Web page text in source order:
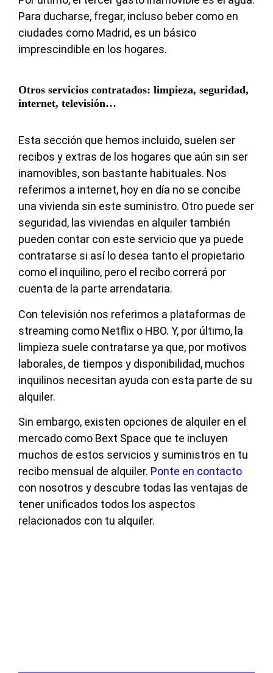
Para ducharse, fregar, incluso beber como en
ciudades como Madrid, es un básico
imprescindible en los hogares.
Otros servicios contratados: limpieza, seguridad,
internet, televisión…
Esta sección que hemos incluido, suelen ser
recibos y extras de los hogares que aún sin ser
inamovibles, son bastante habituales. Nos
referimos a internet, hoy en día no se concibe
una vivienda sin este suministro. Otro puede ser
seguridad, las viviendas en alquiler también
pueden contar con este servicio que ya puede
contratarse si así lo desea tanto el propietario
como el inquilino, pero el recibo correrá por
cuenta de la parte arrendataria.
Con televisión nos referimos a plataformas de
streaming como Netflix o HBO. Y, por último, la
limpieza suele contratarse ya que, por motivos
laborales, de tiempos y disponibilidad, muchos
inquilinos necesitan ayuda con esta parte de su
alquiler.
Sin embargo, existen opciones de alquiler en el
mercado como Bext Space que te incluyen
muchos de estos servicios y suministros en tu
recibo mensual de alquiler. Ponte en contacto
con nosotros y descubre todas las ventajas de
tener unificados todos los aspectos
relacionados con tu alquiler.